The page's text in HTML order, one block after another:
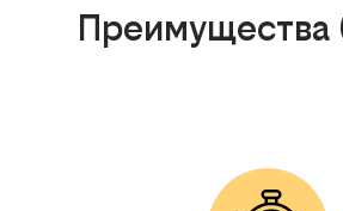
Преимущества